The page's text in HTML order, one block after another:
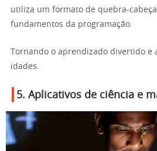
utiliza um formato de quebra-
fundamentos da programação.
Tornando o aprendizado divertido e
idades.
5. Aplicativos de ciência e